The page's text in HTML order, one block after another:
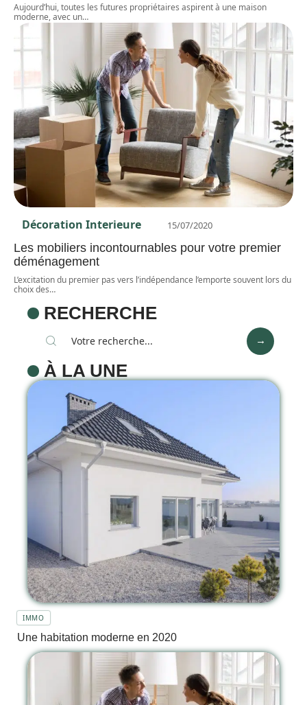
Aujourd’hui, toutes les futures propriétaires aspirent à une maison
moderne, avec un…
Décoration Interieure 15/07/2020
Les mobiliers incontournables pour votre premier
déménagement
L’excitation du premier pas vers l’indépendance l’emporte souvent lors du
choix des…
RECHERCHE
À LA UNE
IMMO
Une habitation moderne en 2020